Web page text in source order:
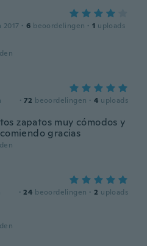
2017 · 6 beoordelingen · 1 uploads
· 72 beoordelingen · 4 uploads
zapatos muy cómodos y
gracias
· 24 beoordelingen · 2 uploads